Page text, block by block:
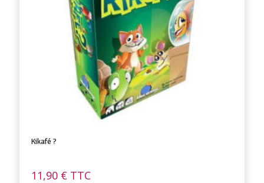
Kikafé ?
11,90 € TTC